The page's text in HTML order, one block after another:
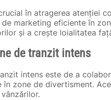
în atragerea atenției
marketing eficiente în
și a crește loialitatea
de tranzit intens
intens este de a
zone de divertisment.